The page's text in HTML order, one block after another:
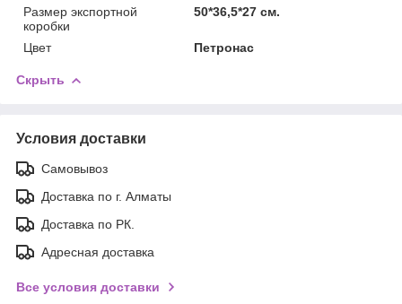
Размер экспортной
коробки
50*36,5*27 см.
Цвет Петронас
Скрыть
Условия доставки
Самовывоз
Доставка по г. Алматы
Доставка по РК.
Адресная доставка
Все условия доставки